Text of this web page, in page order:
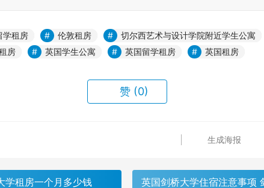
学租房 伦敦租房
切尔西艺术与设计学院附近学生公寓
房
英国学生公寓 英国留学租房 英国租房
赞 (0)
生成海报
学租房一个月多少钱
英国剑桥大学住宿注意事项